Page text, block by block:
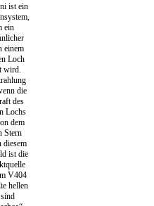
ist ein
ein
einem
Loch
wird.
die
des
Lochs
dem
Stern
diesem
ist die
V404
hellen